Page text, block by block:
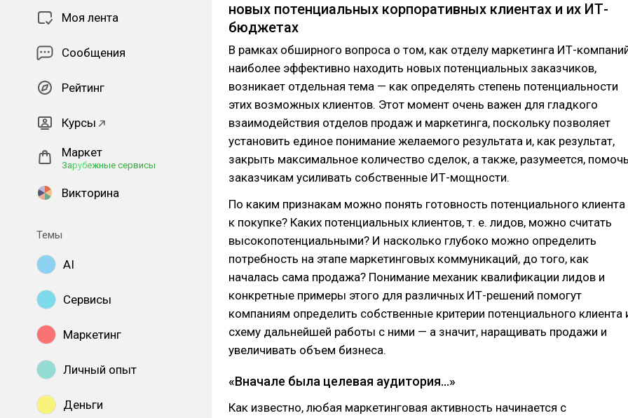
Моя лента
Сообщения
Рейтинг
Курсы
Маркет
Зарубежные сервисы
Викторина
Темы
AI
Сервисы
Маркетинг
Личный опыт
Деньги
новых потенциальных корпоративных клиентах и их ИТ-
бюджетах
В рамках обширного вопроса о том, как отделу маркетинга ИТ-
наиболее эффективно находить новых потенциальных заказчиков,
возникает отдельная тема — как определять степень потенциальности
этих возможных клиентов. Этот момент очень важен для гладкого
взаимодействия отделов продаж и маркетинга, поскольку позволяет
установить единое понимание желаемого результата и, как результат,
закрыть максимальное количество сделок, а также, разумеется,
заказчикам усиливать собственные ИТ-мощности.
По каким признакам можно понять готовность потенциального клиента
к покупке? Каких потенциальных клиентов, т. е. лидов, можно считать
высокопотенциальными? И насколько глубоко можно определить
потребность на этапе маркетинговых коммуникаций, до того, как
началась сама продажа? Понимание механик квалификации лидов и
конкретные примеры этого для различных ИТ-решений помогут
компаниям определить собственные критерии потенциального клиента
схему дальнейшей работы с ними — а значит, наращивать продажи и
увеличивать объем бизнеса.
«Вначале была целевая аудитория...»
Как известно, любая маркетинговая активность начинается с